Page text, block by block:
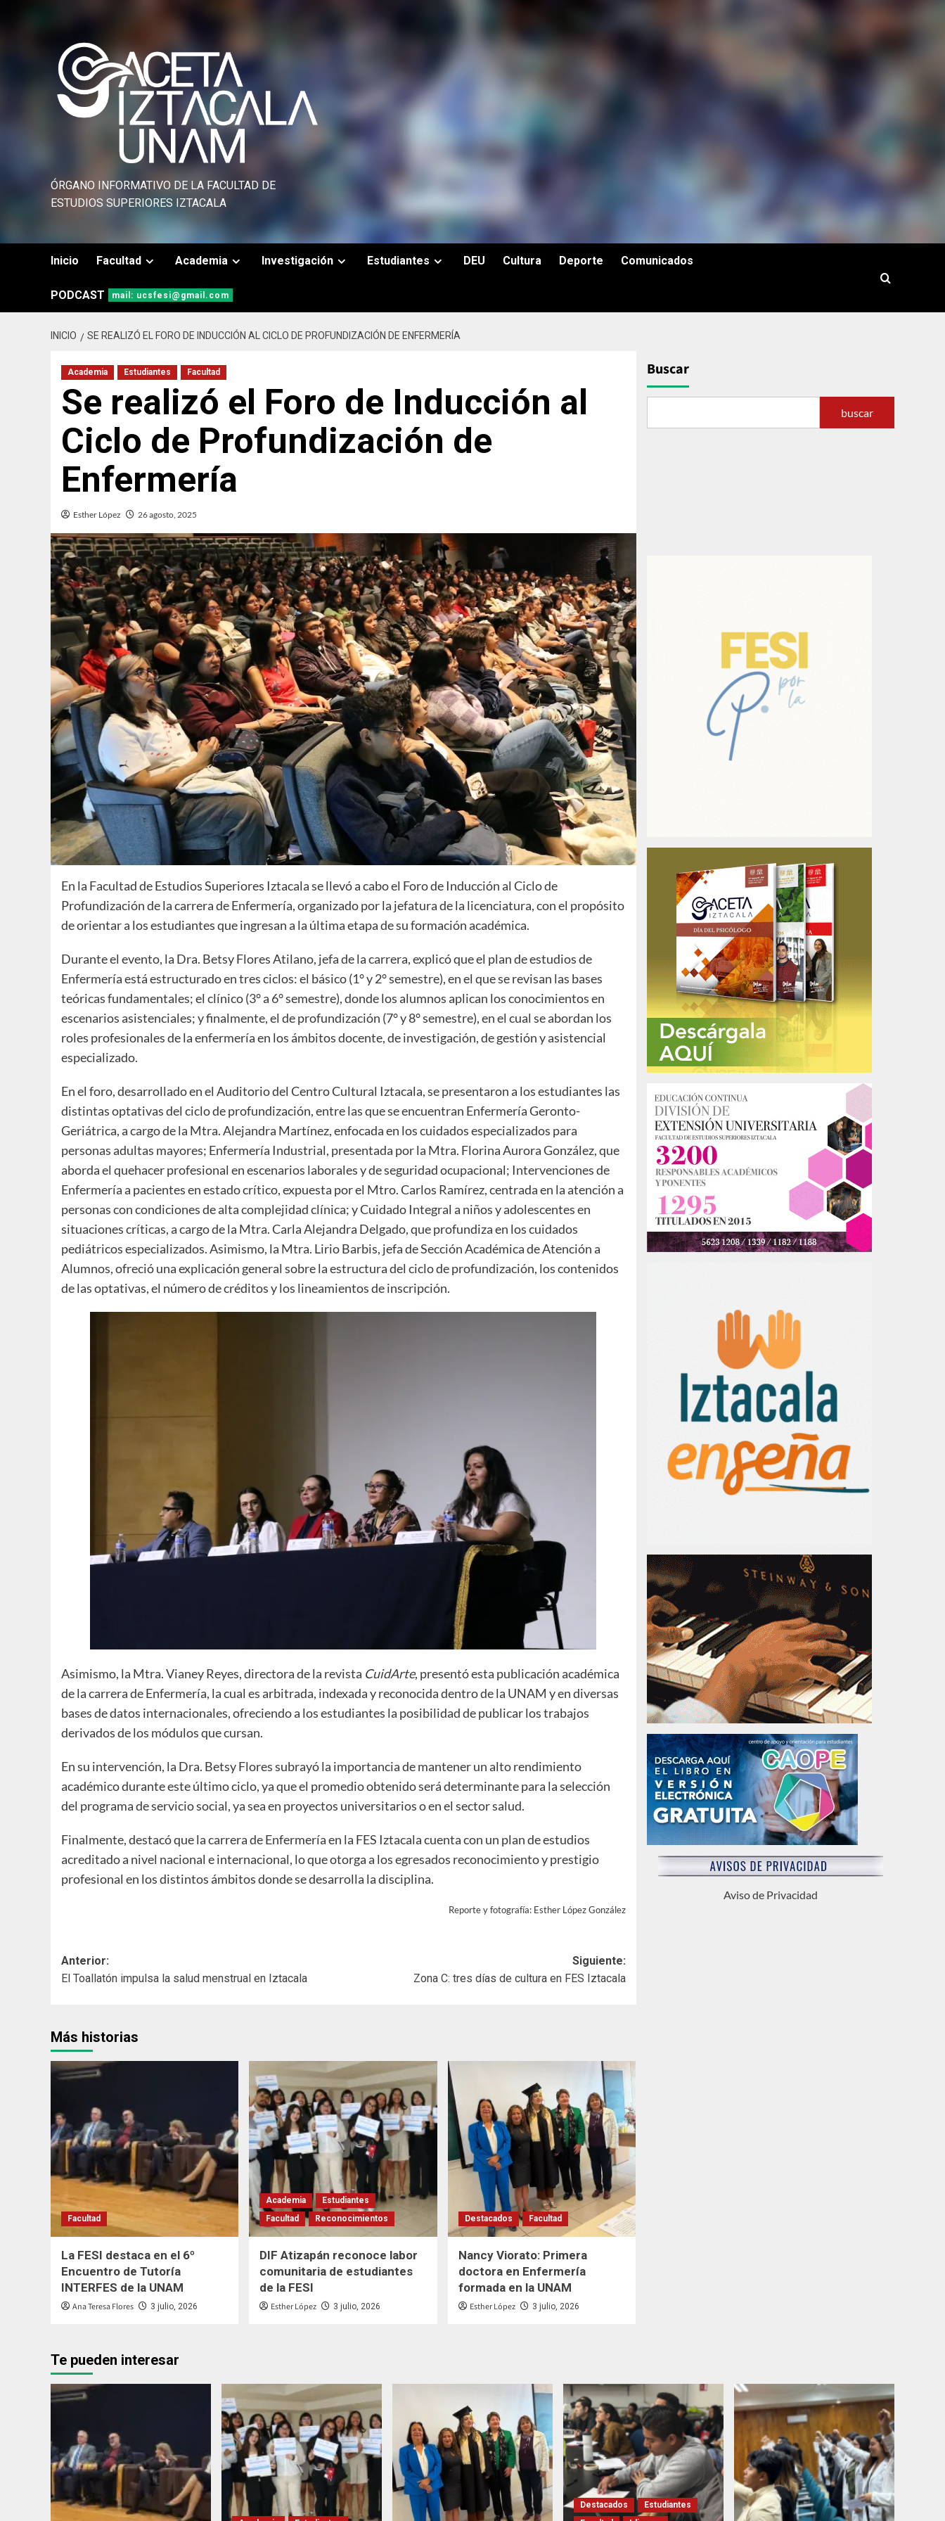
ÓRGANO INFORMATIVO DE LA FACULTAD DE
ESTUDIOS SUPERIORES IZTACALA
Inicio Facultad Academia Investigación Estudiantes DEU Cultura Deporte Comunicados
PODCAST mail: ucsfesi@gmail.com
INICIO SE REALIZÓ EL FORO DE INDUCCIÓN AL CICLO DE PROFUNDIZACIÓN DE ENFERMERÍA
Academia Estudiantes Facultad
Se realizó el Foro de Inducción al
Ciclo de Profundización de
Enfermería
Esther López 26 agosto, 2025
En la Facultad de Estudios Superiores Iztacala se llevó a cabo el Foro de Inducción al Ciclo de
Profundización de la carrera de Enfermería, organizado por la jefatura de la licenciatura, con el propósito
de orientar a los estudiantes que ingresan a la última etapa de su formación académica.
Durante el evento, la Dra. Betsy Flores Atilano, jefa de la carrera, explicó que el plan de estudios de
Enfermería está estructurado en tres ciclos: el básico (1° y 2° semestre), en el que se revisan las bases
teóricas fundamentales; el clínico (3° a 6° semestre), donde los alumnos aplican los conocimientos en
escenarios asistenciales; y finalmente, el de profundización (7° y 8° semestre), en el cual se abordan los
roles profesionales de la enfermería en los ámbitos docente, de investigación, de gestión y asistencial
especializado.
En el foro, desarrollado en el Auditorio del Centro Cultural Iztacala, se presentaron a los estudiantes las
distintas optativas del ciclo de profundización, entre las que se encuentran Enfermería Geronto-
Geriátrica, a cargo de la Mtra. Alejandra Martínez, enfocada en los cuidados especializados para
personas adultas mayores; Enfermería Industrial, presentada por la Mtra. Florina Aurora González, que
aborda el quehacer profesional en escenarios laborales y de seguridad ocupacional; Intervenciones de
Enfermería a pacientes en estado crítico, expuesta por el Mtro. Carlos Ramírez, centrada en la atención a
personas con condiciones de alta complejidad clínica; y Cuidado Integral a niños y adolescentes en
situaciones críticas, a cargo de la Mtra. Carla Alejandra Delgado, que profundiza en los cuidados
pediátricos especializados. Asimismo, la Mtra. Lirio Barbis, jefa de Sección Académica de Atención a
Alumnos, ofreció una explicación general sobre la estructura del ciclo de profundización, los contenidos
de las optativas, el número de créditos y los lineamientos de inscripción.
Asimismo, la Mtra. Vianey Reyes, directora de la revista CuidArte, presentó esta publicación académica
de la carrera de Enfermería, la cual es arbitrada, indexada y reconocida dentro de la UNAM y en diversas
bases de datos internacionales, ofreciendo a los estudiantes la posibilidad de publicar los trabajos
derivados de los módulos que cursan.
En su intervención, la Dra. Betsy Flores subrayó la importancia de mantener un alto rendimiento
académico durante este último ciclo, ya que el promedio obtenido será determinante para la selección
del programa de servicio social, ya sea en proyectos universitarios o en el sector salud.
Finalmente, destacó que la carrera de Enfermería en la FES Iztacala cuenta con un plan de estudios
acreditado a nivel nacional e internacional, lo que otorga a los egresados reconocimiento y prestigio
profesional en los distintos ámbitos donde se desarrolla la disciplina.
Reporte y fotografía: Esther López González
Navegación
de
Anterior:
El Toallatón impulsa la salud menstrual en Iztacala
Siguiente:
Zona C: tres días de cultura en FES Iztacala
Más historias
Facultad
La FESI destaca en el 6º
Encuentro de Tutoría
INTERFES de la UNAM
Ana Teresa Flores 3 julio, 2026
Academia
Estudiantes
Facultad
Reconocimientos
DIF Atizapán reconoce labor
comunitaria de estudiantes
de la FESI
Esther López 3 julio, 2026
Destacados Facultad
Nancy Viorato: Primera
doctora en Enfermería
formada en la UNAM
Esther López 3 julio, 2026
Buscar
buscar
Aviso de Privacidad
Te pueden interesar
Destacados
Estudiantes